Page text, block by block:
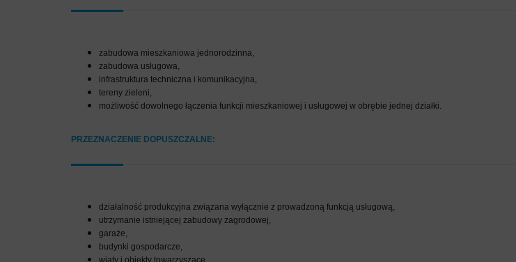
zabudowa mieszkaniowa jednorodzinna,
zabudowa usługowa,
infrastruktura techniczna i komunikacyjna,
tereny zieleni,
możliwość dowolnego łączenia funkcji mieszkaniowej i usługowej w obrębie jednej działki.
PRZEZNACZENIE DOPUSZCZALNE:
działalność produkcyjna związana wyłącznie z prowadzoną funkcją usługową,
utrzymanie istniejącej zabudowy zagrodowej,
garaże,
budynki gospodarcze,
wiaty i obiekty towarzyszące.